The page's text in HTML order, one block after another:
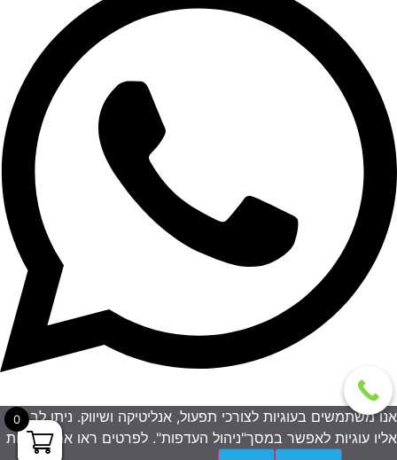
0
אנו משתמשים בעוגיות לצורכי תפעול, אנליטיקה ושיווק. ניתן לבחור
אליו עוגיות לאפשר במסך"ניהול העדפות". לפרטים ראו את מדיניות